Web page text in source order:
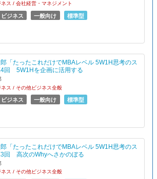
ス / 会社経営・マネジメント
ビジネス 一般向け 標準型
「たったこれだけでMBAレベル 5W1H思考のス
4回 5W1Hを企画に活用する
ス / その他ビジネス全般
ビジネス 一般向け 標準型
「たったこれだけでMBAレベル 5W1H思考のス
3回 高次のWhyへさかのぼる
ス / その他ビジネス全般